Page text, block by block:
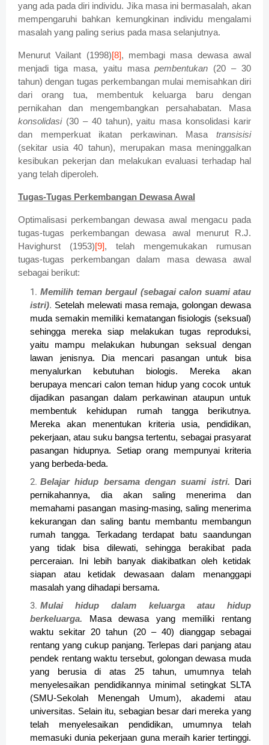
yang ada pada diri individu. Jika masa ini bermasalah, akan
mempengaruhi bahkan kemungkinan individu mengalami
masalah yang paling serius pada masa selanjutnya.
Menurut Vailant (1998)[8], membagi masa dewasa awal
menjadi tiga masa, yaitu masapembentukan (20 – 30
tahun) dengan tugas perkembangan mulai memisahkan diri
dari orang tua, membentuk keluarga baru dengan
pernikahan dan mengembangkan persahabatan. Masa
konsolidasi(30 – 40 tahun), yaitu masa konsolidasi karir
dan memperkuat ikatan perkawinan. Masa transisisi
(sekitar usia 40 tahun), merupakan masa meninggalkan
kesibukan pekerjan dan melakukan evaluasi terhadap hal
yang telah diperoleh.
Tugas-Tugas Perkembangan Dewasa Awal
Optimalisasi perkembangan dewasa awal mengacu pada
tugas-tugas perkembangan dewasa awal menurut R.J.
Havighurst (1953)[9], telah mengemukakan rumusan
tugas-tugas perkembangan dalam masa dewasa awal
sebagai berikut:
Memilih teman bergaul (sebagai calon suami atau
istri). Setelah melewati masa remaja, golongan dewasa
muda semakin memiliki kematangan fisiologis (seksual)
sehingga mereka siap melakukan tugas reproduksi,
yaitu mampu melakukan hubungan seksual dengan
lawan jenisnya. Dia mencari pasangan untuk bisa
menyalurkan kebutuhan biologis. Mereka akan
berupaya mencari calon teman hidup yang cocok untuk
dijadikan pasangan dalam perkawinan ataupun untuk
membentuk kehidupan rumah tangga berikutnya.
Mereka akan menentukan kriteria usia, pendidikan,
pekerjaan, atau suku bangsa tertentu, sebagai prasyarat
pasangan hidupnya. Setiap orang mempunyai kriteria
yang berbeda-beda.
Belajar hidup bersama dengan suami istri. Dari
pernikahannya, dia akan saling menerima dan
memahami pasangan masing-masing, saling menerima
kekurangan dan saling bantu membantu membangun
rumah tangga. Terkadang terdapat batu saandungan
yang tidak bisa dilewati, sehingga berakibat pada
perceraian. Ini lebih banyak diakibatkan oleh ketidak
siapan atau ketidak dewasaan dalam menanggapi
masalah yang dihadapi bersama.
Mulai hidup dalam keluarga atau hidup
berkeluarga. Masa dewasa yang memiliki rentang
waktu sekitar 20 tahun (20 – 40) dianggap sebagai
rentang yang cukup panjang. Terlepas dari panjang atau
pendek rentang waktu tersebut, golongan dewasa muda
yang berusia di atas 25 tahun, umumnya telah
menyelesaikan pendidikannya minimal setingkat SLTA
(SMU-Sekolah Menengah Umum), akademi atau
universitas. Selain itu, sebagian besar dari mereka yang
telah me­nyelesaikan pendidikan, umumnya telah
memasuki dunia pekerjaan guna meraih karier tertinggi.